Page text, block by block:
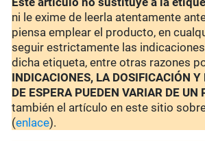
ni le exime de leerla atentamente
piensa emplear el producto, en
seguir estrictamente las
dicha etiqueta, entre otras razones
INDICACIONES, LA DOSIFICACIÓN Y
DE ESPERA PUEDEN VARIAR DE UN
también el artículo en este sitio
(enlace).